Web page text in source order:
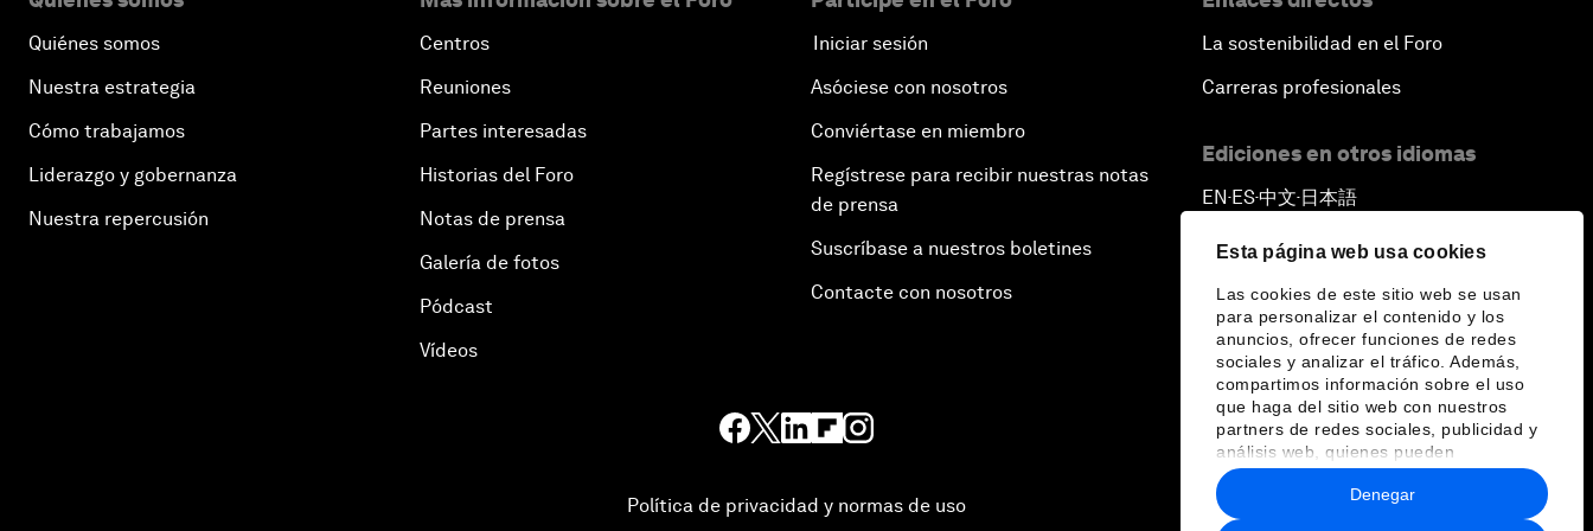
Esta página web usa cookies
Las cookies de este sitio web se usan
para personalizar el contenido y los
anuncios, ofrecer funciones de redes
sociales y analizar el tráfico. Además,
compartimos información sobre el uso
que haga del sitio web con nuestros
partners de redes sociales, publicidad y
análisis web, quienes pueden
combinarla con otra información que les
haya proporcionado o que hayan
recopilado a partir del uso que haya
Denegar
Quiénes somos
Nuestra estrategia
Cómo trabajamos
Liderazgo y gobernanza
Nuestra repercusión
Centros
Reuniones
Partes interesadas
Historias del Foro
Notas de prensa
Galería de fotos
Pódcast
Vídeos
Iniciar sesión
Asóciese con nosotros
Conviértase en miembro
Regístrese para recibir nuestras notas
de prensa
Suscríbase a nuestros boletines
Contacte con nosotros
La sostenibilidad en el Foro
Carreras profesionales
Ediciones en otros idiomas
EN ▪ ES▪中文▪ 日本語
Política de privacidad y normas de uso